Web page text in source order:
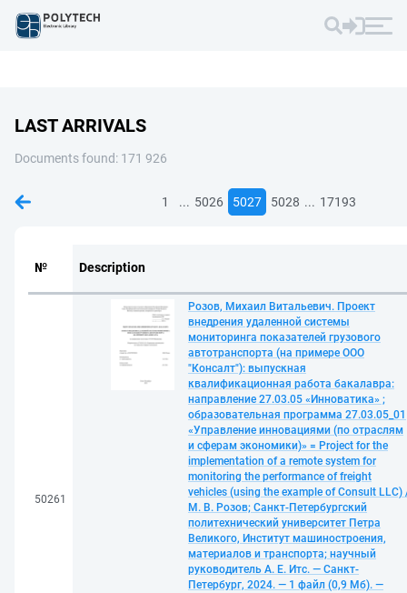
LAST ARRIVALS
Documents found: 171 926
1 ... 5026 5027 5028 ... 17193
№ Description
50261
Розов, Михаил Витальевич. Проект
внедрения удаленной системы
мониторинга показателей грузового
автотранспорта (на примере ООО
"Консалт"): выпускная
квалификационная работа бакалавра:
направление 27.03.05 «Инноватика» ;
образовательная программа 27.03.05_01
«Управление инновациями (по отраслям
и сферам экономики)» = Project for the
implementation of a remote system for
monitoring the performance of freight
vehicles (using the example of Consult LLC)
М. В. Розов; Санкт-Петербургский
политехнический университет Петра
Великого, Институт машиностроения,
материалов и транспорта; научный
руководитель А. Е. Итс. — Санкт-
Петербург, 2024. — 1 файл (0,9 Мб). —